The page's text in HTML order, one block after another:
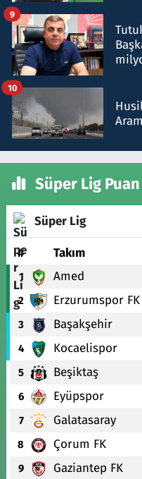
9
10
Süper Lig
Süper Lig
# Takım
1 Amed
2 Erzurumspor FK
3 Başakşehir
4 Kocaelispor
5 Beşiktaş
6 Eyüpspor
7 Galatasaray
8 Çorum FK
9 Gaziantep FK